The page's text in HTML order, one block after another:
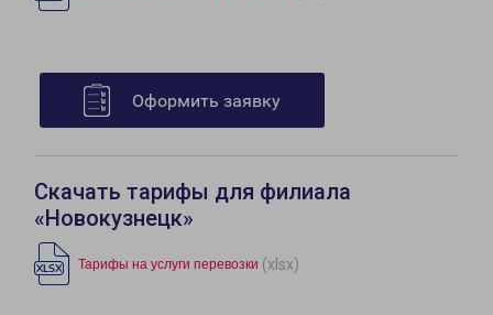
Оформить заявку
Скачать тарифы для филиала
«Новокузнецк»
Тарифы на услуги перевозки (xlsx)